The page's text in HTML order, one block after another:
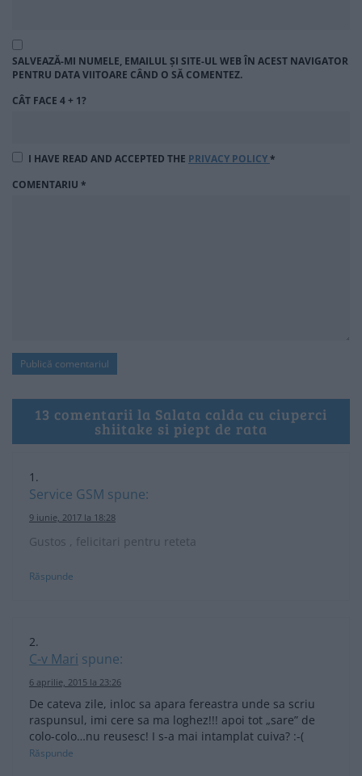
SALVEAZĂ-MI NUMELE, EMAILUL ȘI SITE-UL WEB ÎN ACEST NAVIGATOR
PENTRU DATA VIITOARE CÂND O SĂ COMENTEZ.
CÂT FACE 4 + 1?
I HAVE READ AND ACCEPTED THE PRIVACY POLICY*
COMENTARIU *
13 comentarii la Salata calda cu ciuperci
shiitake si piept de rata
Service GSM spune:
9 iunie, 2017 la 18:28
Gustos , felicitari pentru reteta
Răspunde
C-v Mari spune:
6 aprilie, 2015 la 23:26
De cateva zile, inloc sa apara fereastra unde sa scriu
raspunsul, imi cere sa ma loghez!!! apoi tot „sare” de
colo-colo…nu reusesc! I s-a mai intamplat cuiva? :-(
Răspunde